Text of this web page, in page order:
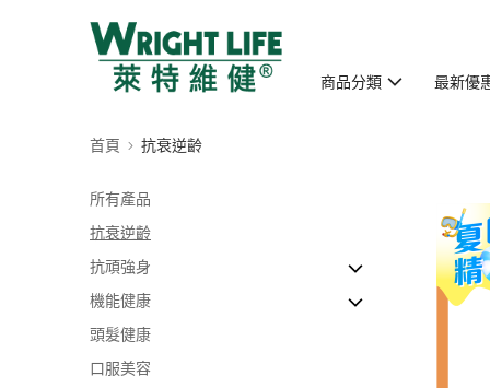
商品分類 最新優
首頁 抗衰逆齡
所有產品
抗衰逆齡
抗頑強身
【抗頑疾首選】
【增強抵抗力】
機能健康
【護心之選】
【護腦之選】
頭髮健康
口服美容